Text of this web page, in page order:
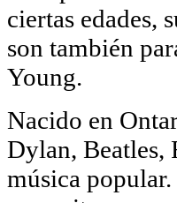
ciertas edades,
son también
Young.
Nacido en
Dylan, Beatles,
música popular.